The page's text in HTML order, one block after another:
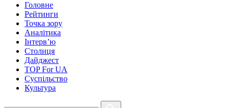
Головне
Рейтинги
Точка зору
Аналітика
Інтерв’ю
Столиця
Дайджест
TOP For UA
Суспiльство
Культура